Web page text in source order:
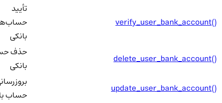
verify_user_bank_account()
تأیید
بانکی
delete_user_bank_account()
حذف
بانکی
update_user_bank_account()
بروزرسانی
حساب